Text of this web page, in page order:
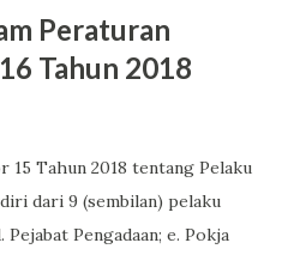
2021 tentang peraturan
nomor 28 tahun 2002 tentang
3. Manajemen konstruksi
dan 4. Pengelolaan
Peraturan Pemerintah
Peraturan
Tahun 2018
15 Tahun 2018 tentang Pelaku
dari 9 (sembilan) pelaku
Pejabat Pengadaan; e. Pokja